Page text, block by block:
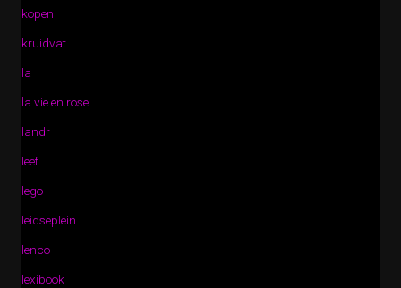
kopen
kruidvat
la
la vie en rose
landr
leef
lego
leidseplein
lenco
lexibook